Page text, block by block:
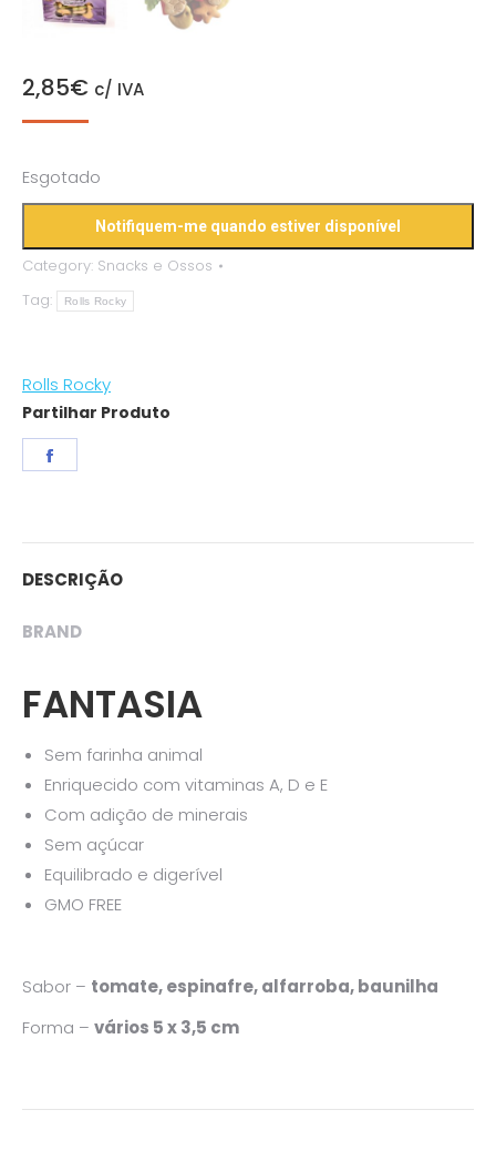
2,85€ c/ IVA
Esgotado
Category: Snacks e Ossos
Tag:
Rolls Rocky
Rolls Rocky
Partilhar Produto
DESCRIÇÃO
BRAND
FANTASIA
Sem farinha animal
Enriquecido com vitaminas A, D e E
Com adição de minerais
Sem açúcar
Equilibrado e digerível
GMO FREE
Sabor – tomate, espinafre, alfarroba, baunilha
Forma – vários 5 x 3,5 cm